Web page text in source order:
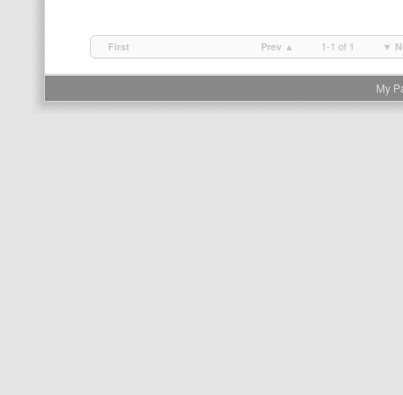
First Prev ▲ 1-1 of 1 ▼
My